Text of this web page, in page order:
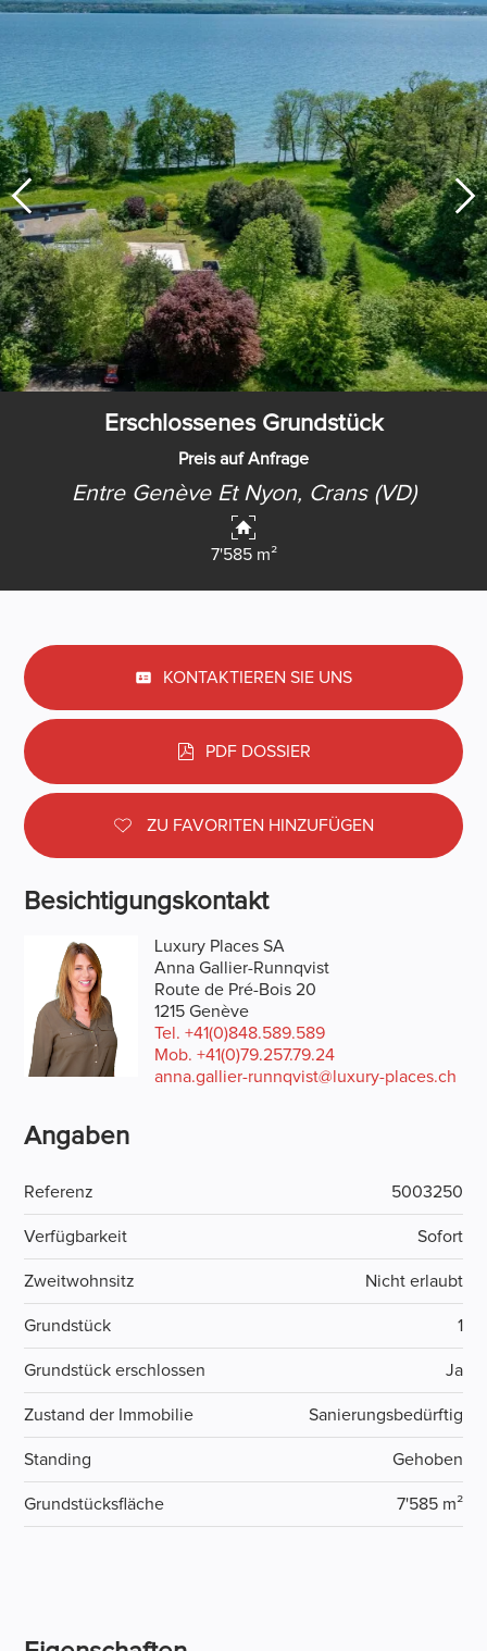
Erschlossenes Grundstück
Preis auf Anfrage
Entre Genève Et Nyon, Crans (VD)
7'585 m²
KONTAKTIEREN SIE UNS
PDF DOSSIER
ZU FAVORITEN HINZUFÜGEN
Besichtigungskontakt
Luxury Places SA
Anna Gallier-Runnqvist
Route de Pré-Bois 20
1215 Genève
Tel. +41(0)848.589.589
Mob. +41(0)79.257.79.24
anna.gallier-runnqvist@luxury-places.ch
Angaben
Referenz 5003250
Verfügbarkeit Sofort
Zweitwohnsitz Nicht erlaubt
Grundstück 1
Grundstück erschlossen Ja
Zustand der Immobilie Sanierungsbedürftig
Standing Gehoben
Grundstücksfläche 7'585 m²